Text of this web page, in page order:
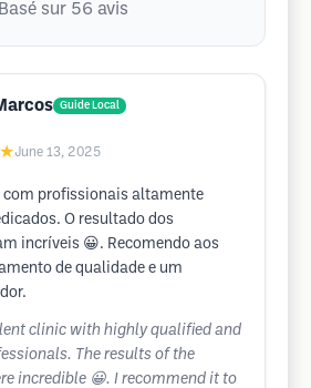
Basé sur 56 avis
Guide Local
June 13, 2025
com profissionais altamente
O resultado dos
incríveis 😀. Recomendo aos
de qualidade e um
clinic with highly qualified and
The results of the
incredible 😀. I recommend it to